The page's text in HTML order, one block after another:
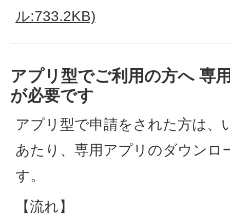
ル:733.2KB)
アプリ型でご利用の方へ 専
が必要です
アプリ型で申請をされた方は、
あたり、専用アプリのダウンロ
す。
【流れ】